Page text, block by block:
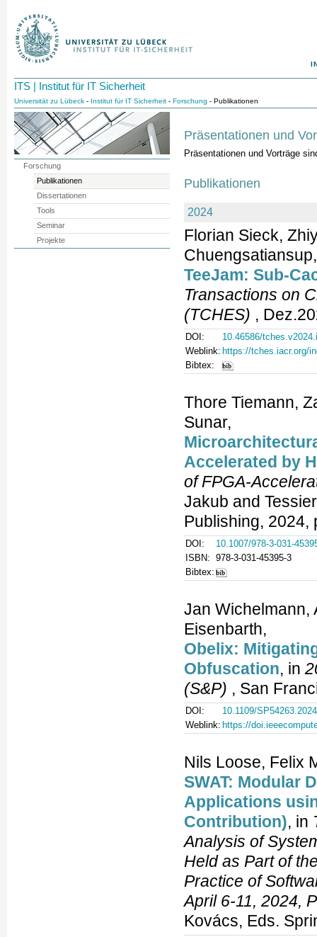
ITS | Institut für IT Sicherheit
Universität zu Lübeck - Institut für IT Sicherheit - Forschung - Publikationen
Präsentationen und
Präsentationen und Vorträge
Publikationen
2024
Florian Sieck,
TeeJam: Sub-
Transactions on
(TCHES) ,
DOI:
10.46586/
Weblink: https://tches.iacr.org/
Bibtex:
Thore Tiemann,
Sunar,
Accelerated by
of FPGA-
Jakub and
Publishing, 2024,
DOI:
10.1007/978-3-031-
ISBN: 978-3-031-45395-3
Bibtex:
Jan Wichelmann,
Eisenbarth,
Obelix:
Obfuscation, in
(S&P) , San
DOI:
10.1109/
Weblink: https://
Nils Loose, Felix
SWAT: Modular
Applications
Contribution), in
Analysis of
Held as Part of
Practice of
April 6-11, 2024,
Kovács, Eds.
Forschung
Publikationen
Dissertationen
Tools
Seminar
Projekte